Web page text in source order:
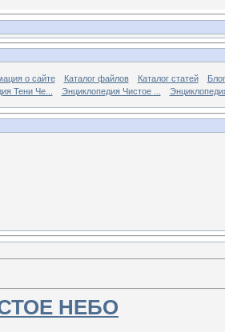
о сайте Каталог файлов Каталог статей
Блог
Тени Че...
Энциклопедия Чистое ...
НЕБО